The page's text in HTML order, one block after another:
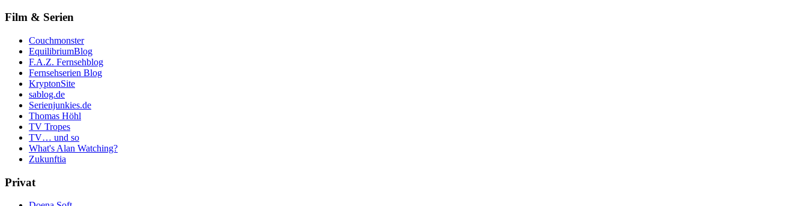
Film & Serien
Couchmonster
EquilibriumBlog
F.A.Z. Fernsehblog
Fernsehserien Blog
KryptonSite
sablog.de
Serienjunkies.de
Thomas Höhl
TV Tropes
TV… und so
What's Alan Watching?
Zukunftia
Privat